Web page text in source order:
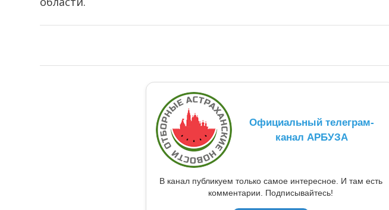
Официальный телеграм-
канал АРБУЗА
В канал публикуем только самое интересное. И там есть
комментарии. Подписывайтесь!